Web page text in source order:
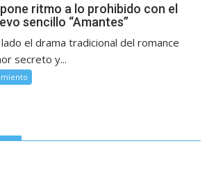
ritmo a lo prohibido con el
sencillo “Amantes”
el drama tradicional del romance
secreto y...